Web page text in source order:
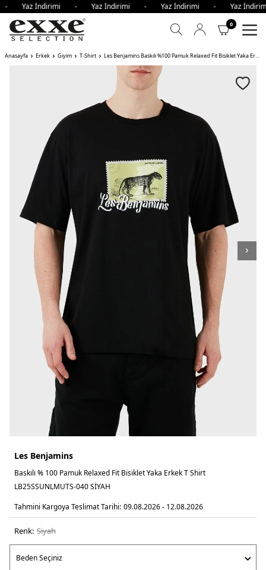
Yaz İndirimi - Yaz İndirimi - Yaz İndirimi - Yaz
0
Anasayfa Erkek Giyim T-Shirt Les Benjamins Baskılı %100 Pamuk Relaxed Fit Bisiklet Yaka Erkek T Shirt
Les Benjamins
Baskılı % 100 Pamuk Relaxed Fit Bisiklet Yaka Erkek T Shirt
LB25SSUNLMUTS-040 SİYAH
Tahmini Kargoya Teslimat Tarihi: 09.08.2026 - 12.08.2026
Renk: si̇yah